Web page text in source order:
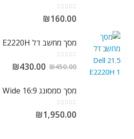
0
out of 5
₪160.00
₪450.00
₪430.00
0
out of 5
₪1,950.00